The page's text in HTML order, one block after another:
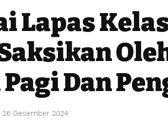
Lapas
Dan
26 Desember 2024